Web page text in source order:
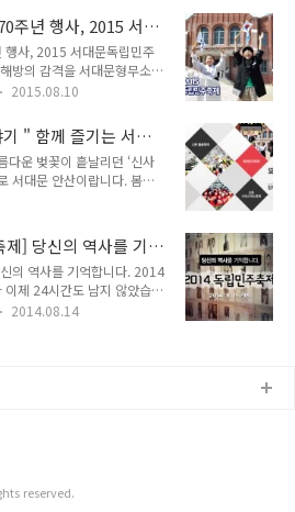
었는데요. 아이들에게 인기
는 전시관 관람과 모든 프
니다! tong지기와 함께 자세
립민주축제 ○ 일 시 : 2016.
역사관 및 서대문독립공원
서대문구 통일로 251 - 지
하차 ☞ 간선..
주년 행사, 2015 서대
.사, 2015 서대문독립민주
방의 감격을 서대문형무소역
게 더욱 의미가 있는 하루에
시 한번 생각해 보는건 어떨
문독립민주축제"에서 함께
문형무소역사관, 서대문독
와 함께 자세히 알아볼까요!!
간 : 2015. 8. 14(금) ~
문..
2015.08.10
" 함께 즐기는 서대
다운 벚꽃이 흩날리던 ‘신사
서대문 안산이랍니다. 봄내
서 드라마 속 주인공이 되어
엔 독립의 뜨거운 열기를 느
대문 독립 민주 축제’! 여러분
. 추운 겨울, 신촌 연세로에서
마스 축제’에서 따스한 온기
봄 바람이 살랑살랑 불어오
] 당신의 역사를 기
제
의 역사를 기억합니다. 2014
제 24시간도 남지 않았습니
은 매우 두근두근 한답
인식을 주제로 강의와 대담,
울 여러분을 생각하면!내일
2014.08.14
reserved.